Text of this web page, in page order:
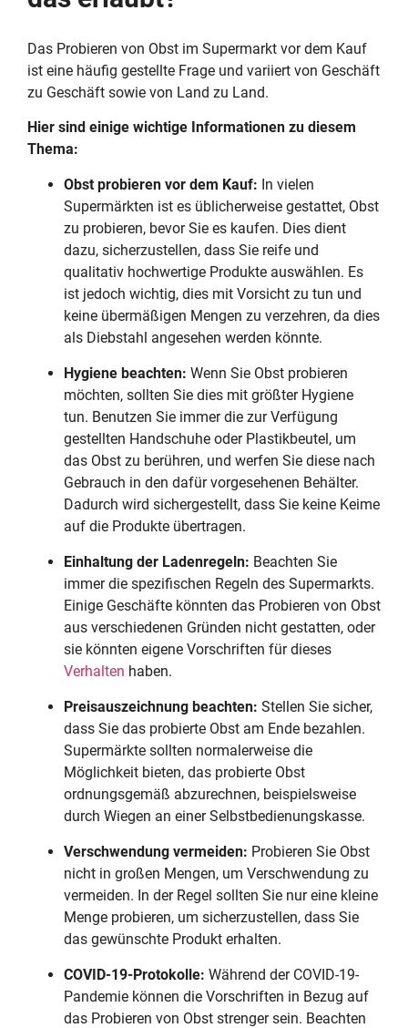
Das Probieren von Obst im Supermarkt vor dem Kauf
ist eine häufig gestellte Frage und variiert von Geschäft
zu Geschäft sowie von Land zu Land.
Hier sind einige wichtige Informationen zu diesem
Thema:
Obst probieren vor dem Kauf: In vielen
Supermärkten ist es üblicherweise gestattet, Obst
zu probieren, bevor Sie es kaufen. Dies dient
dazu, sicherzustellen, dass Sie reife und
qualitativ hochwertige Produkte auswählen. Es
ist jedoch wichtig, dies mit Vorsicht zu tun und
keine übermäßigen Mengen zu verzehren, da dies
als Diebstahl angesehen werden könnte.
Hygiene beachten: Wenn Sie Obst probieren
möchten, sollten Sie dies mit größter Hygiene
tun. Benutzen Sie immer die zur Verfügung
gestellten Handschuhe oder Plastikbeutel, um
das Obst zu berühren, und werfen Sie diese nach
Gebrauch in den dafür vorgesehenen Behälter.
Dadurch wird sichergestellt, dass Sie keine Keime
auf die Produkte übertragen.
Einhaltung der Ladenregeln: Beachten Sie
immer die spezifischen Regeln des Supermarkts.
Einige Geschäfte könnten das Probieren von Obst
aus verschiedenen Gründen nicht gestatten, oder
sie könnten eigene Vorschriften für dieses
Verhalten haben.
Preisauszeichnung beachten: Stellen Sie sicher,
dass Sie das probierte Obst am Ende bezahlen.
Supermärkte sollten normalerweise die
Möglichkeit bieten, das probierte Obst
ordnungsgemäß abzurechnen, beispielsweise
durch Wiegen an einer Selbstbedienungskasse.
Verschwendung vermeiden: Probieren Sie Obst
nicht in großen Mengen, um Verschwendung zu
vermeiden. In der Regel sollten Sie nur eine kleine
Menge probieren, um sicherzustellen, dass Sie
das gewünschte Produkt erhalten.
COVID-19-Protokolle: Während der COVID-19-
Pandemie können die Vorschriften in Bezug auf
das Probieren von Obst strenger sein. Beachten